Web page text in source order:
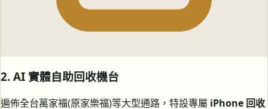
2. AI 實體自助回收機台
遍佈全台萬家福(原家樂福)等大型通路，特設專屬 iPhone 回收